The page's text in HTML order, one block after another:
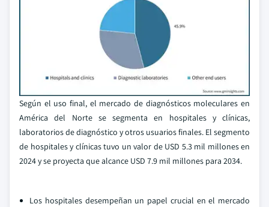
Según el uso final, el mercado de diagnósticos moleculares en
América del Norte se segmenta en hospitales y clínicas,
laboratorios de diagnóstico y otros usuarios finales. El segmento
de hospitales y clínicas tuvo un valor de USD 5.3 mil millones en
2024 y se proyecta que alcance USD 7.9 mil millones para 2034.
Los hospitales desempeñan un papel crucial en el mercado